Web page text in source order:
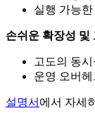
실행 가능
손쉬운 확장성 및
고도의 동
운영 오버
설명서 에서 자세